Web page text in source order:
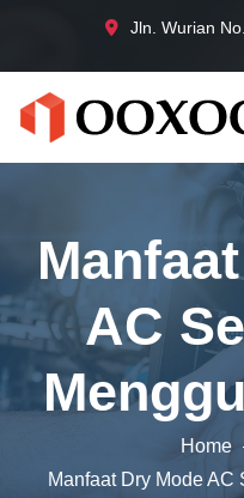
Jln. Wurian
AC
Home
Manfaat Dry Mode